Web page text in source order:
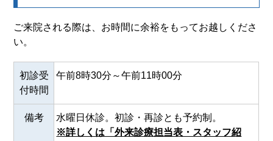
ご来院される際は、お時間に余裕をもってお越しくださ
い。
初診受
付時間
午前8時30分～午前11時00分
備考
水曜日休診。初診・再診とも予約制。
※詳しくは「外来診療担当表・スタッフ紹